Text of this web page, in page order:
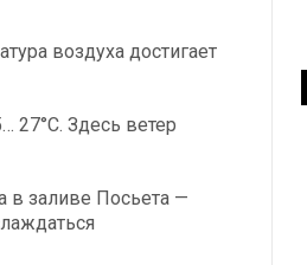
воздуха достигает
27°C. Здесь ветер
в заливе Посьета —